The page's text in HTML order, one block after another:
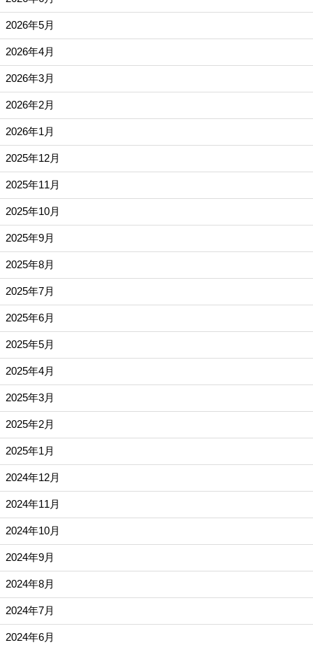
2026年5月
2026年4月
2026年3月
2026年2月
2026年1月
2025年12月
2025年11月
2025年10月
2025年9月
2025年8月
2025年7月
2025年6月
2025年5月
2025年4月
2025年3月
2025年2月
2025年1月
2024年12月
2024年11月
2024年10月
2024年9月
2024年8月
2024年7月
2024年6月